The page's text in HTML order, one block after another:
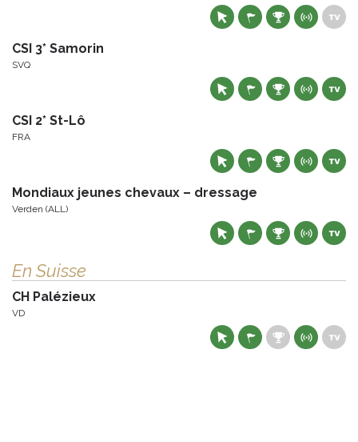
CSI 3* Samorin
SVQ
CSI 2* St-Lô
FRA
Mondiaux jeunes chevaux – dressage
Verden (ALL)
En Suisse
CH Palézieux
VD